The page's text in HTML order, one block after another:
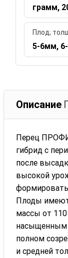
грамм,
Плод;
5-6мм,
Описание
Перец ПРОФИ
гибрид с
после
высокой
Плоды
массы от
насыщенным
полном
и средней